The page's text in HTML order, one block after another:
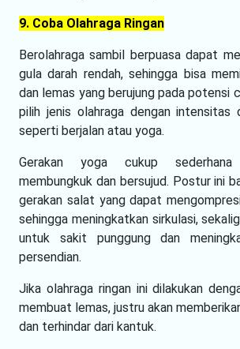
9. Coba Olahraga Ringan
Berolahraga sambil berpuasa dapat
gula darah rendah, sehingga bisa
dan lemas yang berujung pada potensi
pilih jenis olahraga dengan intensitas
seperti berjalan atau yoga.
Gerakan yoga cukup
membungkuk dan bersujud. Postur ini
gerakan salat yang dapat
sehingga meningkatkan sirkulasi,
untuk sakit punggung dan
persendian.
Jika olahraga ringan ini dilakukan
membuat lemas, justru akan
dan terhindar dari kantuk.